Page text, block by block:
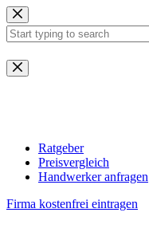
Zum
Inhalt
springen
Keine
Ergebnisse
Ratgeber
Preisvergleich
Handwerker anfragen
Firma kostenfrei eintragen